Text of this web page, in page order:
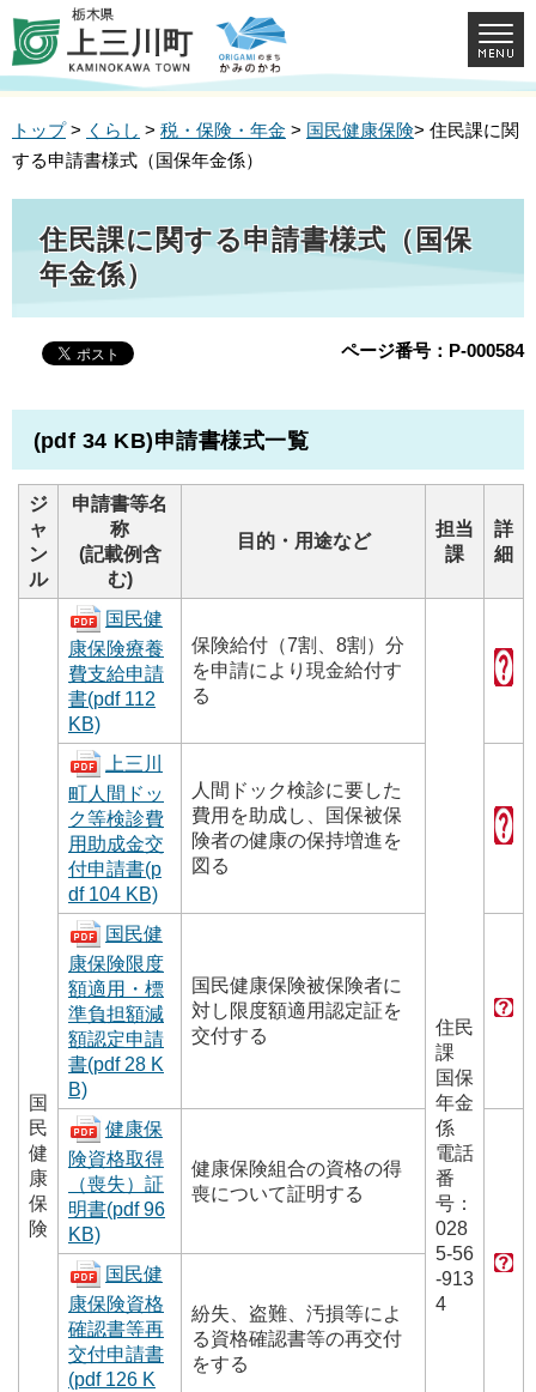
トップ> くらし > 税・保険・年金 > 国民健康保険> 住民課に関
する申請書様式（国保年金係）
住民課に関する申請書様式（国保
年金係）
ページ番号：P-000584
(pdf 34 KB)申請書様式一覧
ジ
ャ
ン
ル
申請書等名
称
(記載例含
む)
目的・用途など
担当
課
詳
細
国
民
健
康
保
険
国民健
康保険療養
費支給申請
書(pdf 112
KB)
保険給付（7割、8割）分
を申請により現金給付す
る
住民
課
国保
年金
係
電話
番
号：
028
5-56
-913
4
上三川
町人間ドッ
ク等検診費
用助成金交
付申請書(p
df 104 KB)
人間ドック検診に要した
費用を助成し、国保被保
険者の健康の保持増進を
図る
国民健
康保険限度
額適用・標
準負担額減
額認定申請
書(pdf 28 K
B)
国民健康保険被保険者に
対し限度額適用認定証を
交付する
健康保
険資格取得
（喪失）証
明書(pdf 96
KB)
健康保険組合の資格の得
喪について証明する
国民健
康保険資格
確認書等再
交付申請書
(pdf 126 K
紛失、盗難、汚損等によ
る資格確認書等の再交付
をする